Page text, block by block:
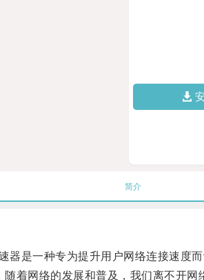
简介
是一种专为提升用户网络连接速度而
网络的发展和普及，我们离不开网